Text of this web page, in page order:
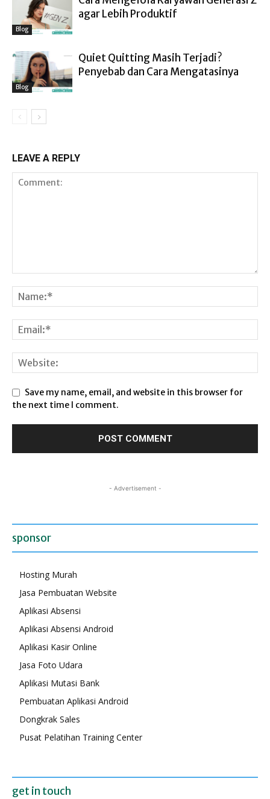
Blog
agar Lebih Produktif
Blog
Quiet Quitting Masih Terjadi?
Penyebab dan Cara Mengatasinya
LEAVE A REPLY
Save my name, email, and website in this browser for
the next time I comment.
- Advertisement -
sponsor
Hosting Murah
Jasa Pembuatan Website
Aplikasi Absensi
Aplikasi Absensi Android
Aplikasi Kasir Online
Jasa Foto Udara
Aplikasi Mutasi Bank
Pembuatan Aplikasi Android
Dongkrak Sales
Pusat Pelatihan Training Center
get in touch